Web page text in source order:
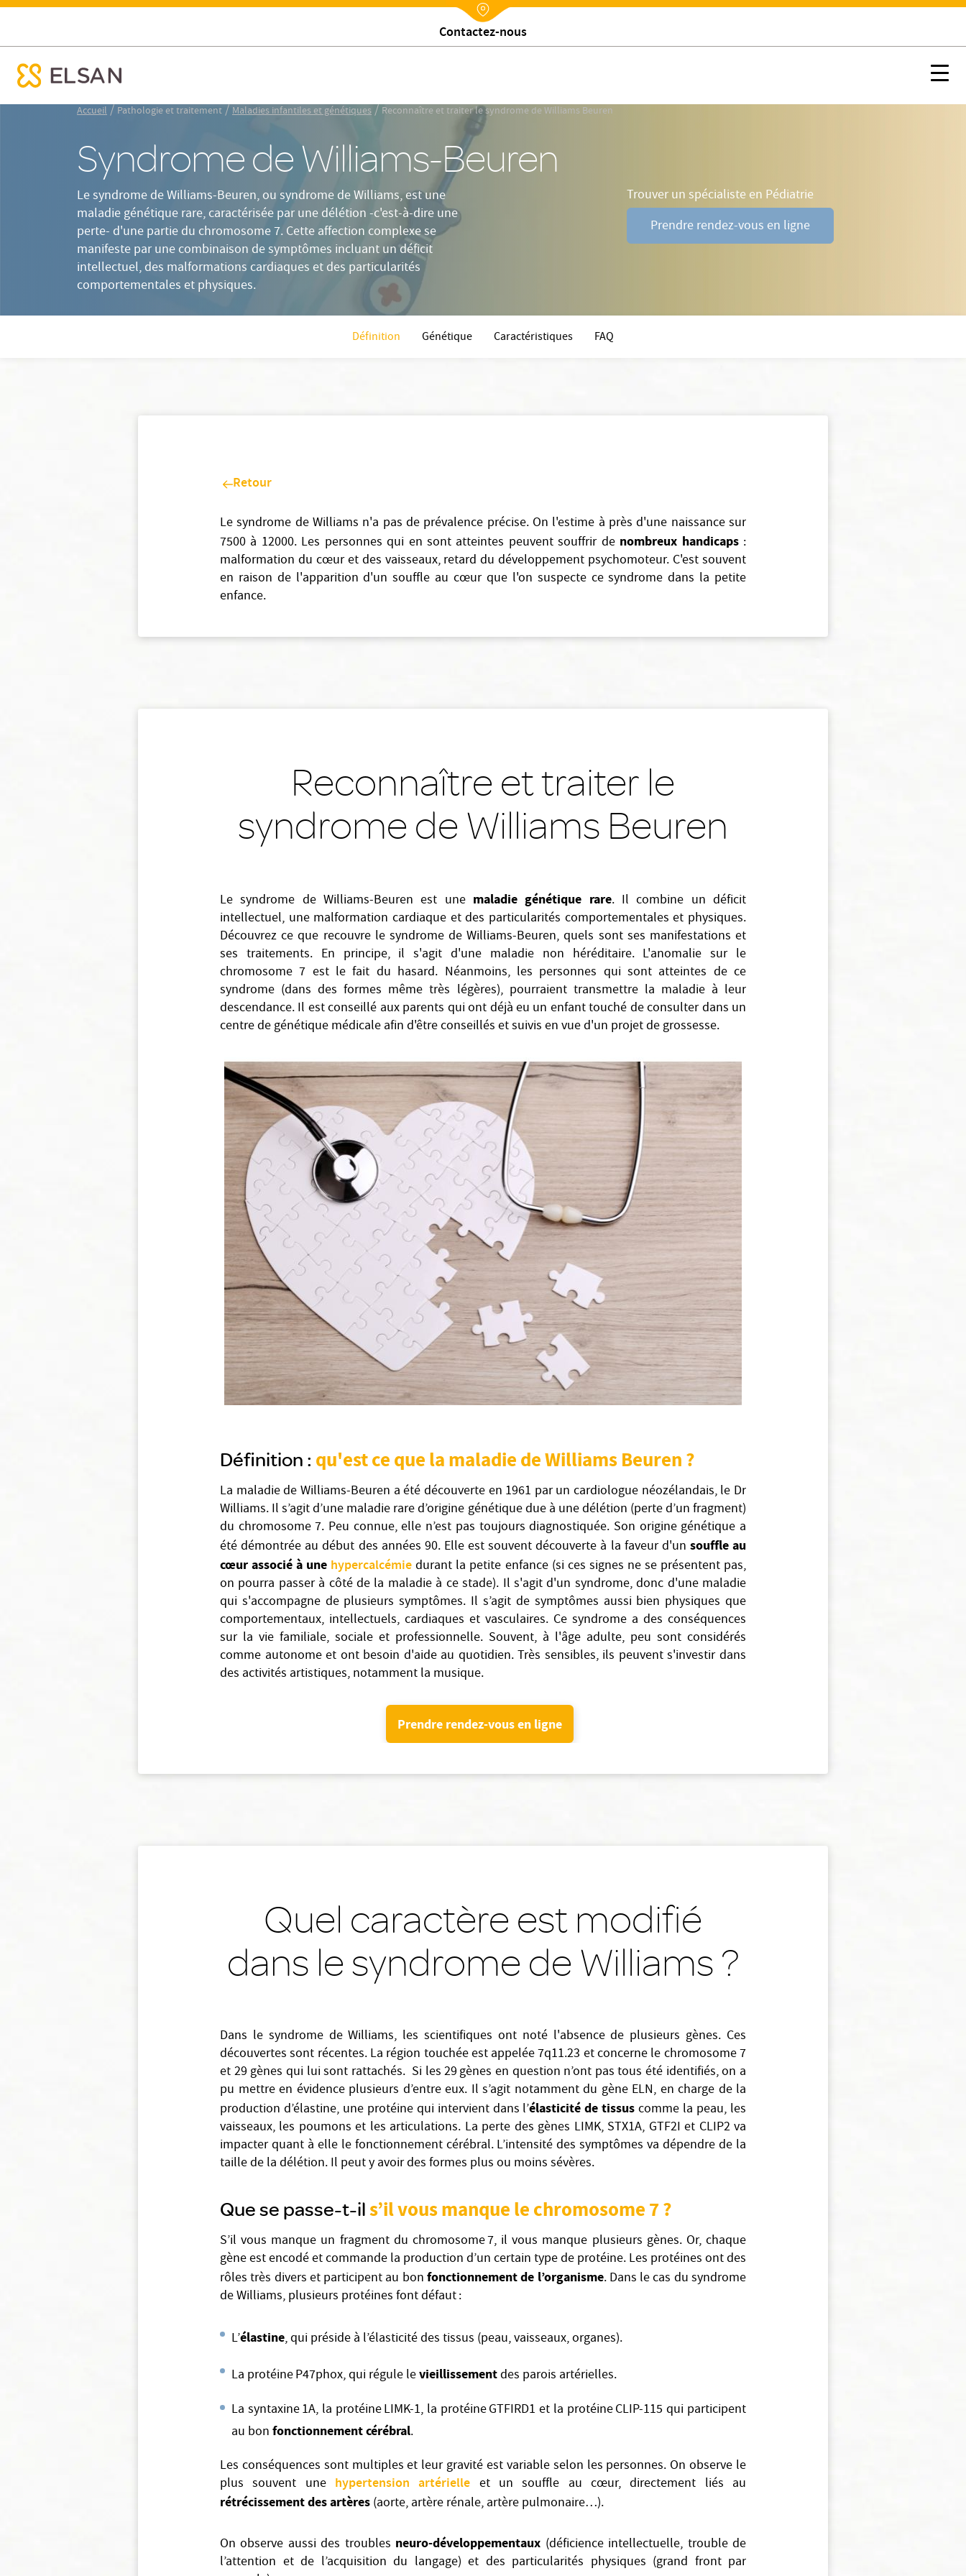
Nx:Aller
Nx:Annuaire
Trouver un établissement
Reconnaître et traiter le syndrome de Williams Beuren
menu mobile
Accueil/ Pathologie et traitement/Maladies infantiles et génétiques/ Reconnaître et traiter le syndrome de Williams Beuren
Syndrome de Williams-Beuren
Le syndrome de Williams-Beuren, ou syndrome de Williams, est une
maladie génétique rare, caractérisée par une délétion -c'est-à-dire une
perte- d'une partie du chromosome 7. Cette affection complexe se
manifeste par une combinaison de symptômes incluant un déficit
intellectuel, des malformations cardiaques et des particularités
comportementales et physiques.
Trouver un spécialiste en Pédiatrie
Prendre rendez-vous en ligne
Définition Génétique Caractéristiques FAQ
Caractéristiques
Retour
Le syndrome de Williams n'a pas de prévalence précise. On l'estime à près d'une naissance sur
7500 à 12000. Les personnes qui en sont atteintes peuvent souffrir de nombreux handicaps:
malformation du cœur et des vaisseaux, retard du développement psychomoteur. C'est souvent
en raison de l'apparition d'un souffle au cœur que l'on suspecte ce syndrome dans la petite
enfance.
Reconnaître et traiter le
syndrome de Williams Beuren
Le syndrome de Williams-Beuren est une maladie génétique rare. Il combine un déficit
intellectuel, une malformation cardiaque et des particularités comportementales et physiques.
Découvrez ce que recouvre le syndrome de Williams-Beuren, quels sont ses manifestations et
ses traitements. En principe, il s'agit d'une maladie non héréditaire. L'anomalie sur le
chromosome 7 est le fait du hasard. Néanmoins, les personnes qui sont atteintes de ce
syndrome (dans des formes même très légères), pourraient transmettre la maladie à leur
descendance. Il est conseillé aux parents qui ont déjà eu un enfant touché de consulter dans un
centre de génétique médicale afin d'être conseillés et suivis en vue d'un projet de grossesse.
Définition : qu'est ce que la maladie de Williams Beuren ?
La maladie de Williams-Beuren a été découverte en 1961 par un cardiologue néozélandais, le Dr
Williams. Il s’agit d’une maladie rare d’origine génétique due à une délétion (perte d’un fragment)
du chromosome 7. Peu connue, elle n’est pas toujours diagnostiquée. Son origine génétique a
été démontrée au début des années 90. Elle est souvent découverte à la faveur d'un souffle au
cœur associé à une hypercalcémiedurant la petite enfance (si ces signes ne se présentent pas,
on pourra passer à côté de la maladie à ce stade). Il s'agit d'un syndrome, donc d'une maladie
qui s'accompagne de plusieurs symptômes. Il s’agit de symptômes aussi bien physiques que
comportementaux, intellectuels, cardiaques et vasculaires. Ce syndrome a des conséquences
sur la vie familiale, sociale et professionnelle. Souvent, à l'âge adulte, peu sont considérés
comme autonome et ont besoin d'aide au quotidien. Très sensibles, ils peuvent s'investir dans
des activités artistiques, notamment la musique.
Prendre rendez-vous en ligne
Quel caractère est modifié
dans le syndrome de Williams ?
Dans le syndrome de Williams, les scientifiques ont noté l'absence de plusieurs gènes. Ces
découvertes sont récentes. La région touchée est appelée 7q11.23 et concerne le chromosome 7
et 29 gènes qui lui sont rattachés. Si les 29 gènes en question n’ont pas tous été identifiés, on a
pu mettre en évidence plusieurs d’entre eux. Il s’agit notamment du gène ELN, en charge de la
production d’élastine, une protéine qui intervient dans l’élasticité de tissus comme la peau, les
vaisseaux, les poumons et les articulations. La perte des gènes LIMK, STX1A, GTF2I et CLIP2 va
impacter quant à elle le fonctionnement cérébral. L’intensité des symptômes va dépendre de la
taille de la délétion. Il peut y avoir des formes plus ou moins sévères.
Que se passe-t-ils’il vous manque le chromosome 7 ?
S’il vous manque un fragment du chromosome 7, il vous manque plusieurs gènes. Or, chaque
gène est encodé et commande la production d’un certain type de protéine. Les protéines ont des
rôles très divers et participent au bon fonctionnement de l’organisme. Dans le cas du syndrome
de Williams, plusieurs protéines font défaut :
L’élastine, qui préside à l’élasticité des tissus (peau, vaisseaux, organes).
La protéine P47phox, qui régule levieillissementdes parois artérielles.
La syntaxine 1A, la protéine LIMK-1, la protéine GTFIRD1 et la protéine CLIP-115 qui participent
au bon fonctionnement cérébral.
Les conséquences sont multiples et leur gravité est variable selon les personnes. On observe le
plus souvent une hypertension artérielle et un souffle au cœur, directement liés au
rétrécissement des artères (aorte, artère rénale, artère pulmonaire…).
On observe aussi des troubles neuro-développementaux (déficience intellectuelle, trouble de
l’attention et de l’acquisition du langage) et des particularités physiques (grand front par